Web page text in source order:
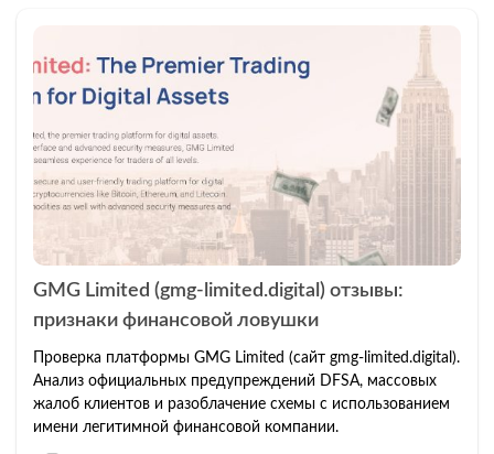
GMG Limited (gmg-limited.digital) отзывы:
признаки финансовой ловушки
Проверка платформы GMG Limited (сайт gmg-limited.digital).
Анализ официальных предупреждений DFSA, массовых
жалоб клиентов и разоблачение схемы с использованием
имени легитимной финансовой компании.